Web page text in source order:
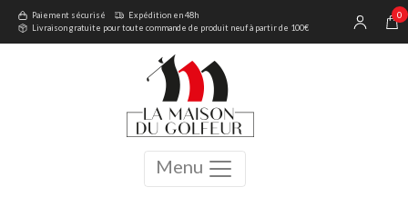
Menu
Paiement sécurisé
Expédition en 48h
Livraison gratuite pour toute commande de produit neuf à partir de 100€
0